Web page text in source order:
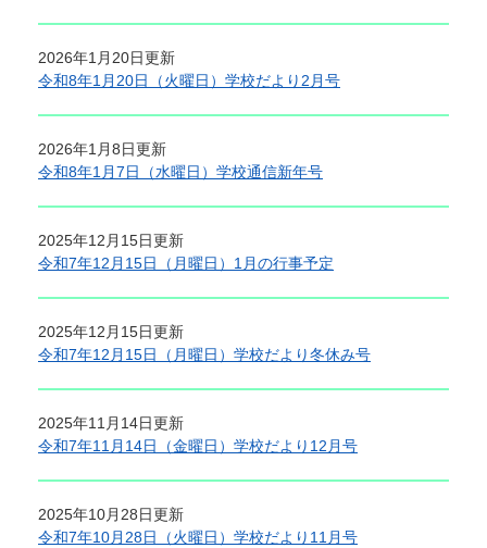
2026年1月20日更新
令和8年1月20日（火曜日）学校だより2月号
2026年1月8日更新
令和8年1月7日（水曜日）学校通信新年号
2025年12月15日更新
令和7年12月15日（月曜日）1月の行事予定
2025年12月15日更新
令和7年12月15日（月曜日）学校だより冬休み号
2025年11月14日更新
令和7年11月14日（金曜日）学校だより12月号
2025年10月28日更新
令和7年10月28日（火曜日）学校だより11月号